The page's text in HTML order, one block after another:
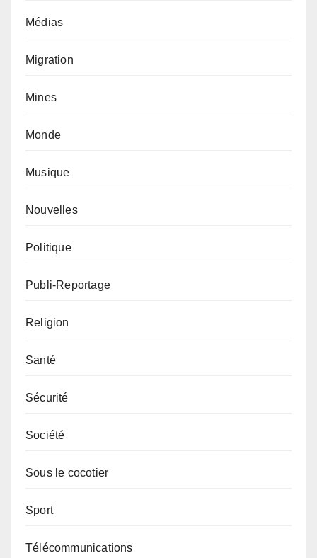
Médias
Migration
Mines
Monde
Musique
Nouvelles
Politique
Publi-Reportage
Religion
Santé
Sécurité
Société
Sous le cocotier
Sport
Télécommunications